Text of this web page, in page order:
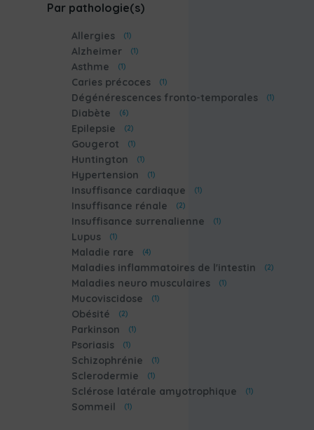
Par pathologie(s)
Allergies (1)
Alzheimer (1)
Asthme (1)
Caries précoces (1)
Dégénérescences fronto-temporales (1)
Diabète (6)
Epilepsie (2)
Gougerot (1)
Huntington (1)
Hypertension (1)
Insuffisance cardiaque (1)
Insuffisance rénale (2)
Insuffisance surrenalienne (1)
Lupus (1)
Maladie rare (4)
Maladies inflammatoires de l'intestin (2)
Maladies neuro musculaires (1)
Mucoviscidose (1)
Obésité (2)
Parkinson (1)
Psoriasis (1)
Schizophrénie (1)
Sclerodermie (1)
Sclérose latérale amyotrophique (1)
Sommeil (1)